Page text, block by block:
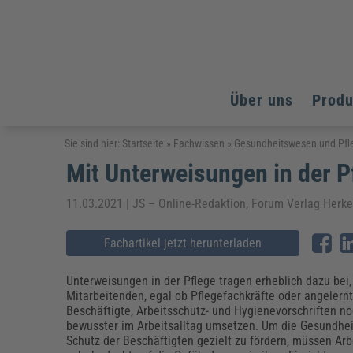
Über uns
Arbeitsschutz
Fachpublikationen & Arbeitshilfen
Arbeitssicherheit & Gesundheitsschutz
Brandschutz
Weiterbildungen (AKADEMIE HERKERT)
Assistenz & Office-Management
Baurecht & Architektenrecht
Energieoptimiertes & klimaneutrales Bauen
Fachpublikationen & Arbeitshilfen
Kinderschutz, Jugendhilfe & Inklusion
Datenschutz & IT-Recht
Datenschutz & IT-Sicherheit
Elektrosicherheit
Elektrosicherheit & Elektrotechnik
Energie und Umwelt
Fachpublikationen & Arbeitshilfen
Weiterbildungen (AKADEMIE HERKERT)
Arbeitsschutz
Bildung und Erziehung
Energie und Umwelt
Kommunales
Reisekosten und Finanzen
Arbeitsschutz
Bildung und Erziehung
Energie und Umwelt
Kommunales
Reisekosten und Finanzen
Sie sind hier: Startseite » Fachwissen » Gesundheitswesen und
Mit Unterweisungen in der
11.03.2021 | JS – Online-Redaktion, Forum Verlag
Fachartikel jetzt herunterladen
Unterweisungen in der Pflege tragen erheblich dazu
Mitarbeitenden, egal ob Pflegefachkräfte oder
Beschäftigte, Arbeitsschutz- und Hygienevorschriften
bewusster im Arbeitsalltag umsetzen. Um die
Schutz der Beschäftigten gezielt zu fördern, müssen